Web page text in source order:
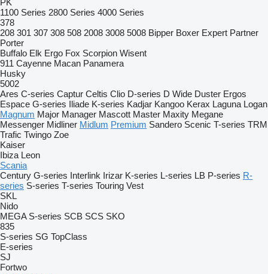
PK
1100 Series 2800 Series 4000 Series
378
208 301 307 308 508 2008 3008 5008 Bipper Boxer Expert Partner
Porter
Buffalo Elk Ergo Fox Scorpion Wisent
911 Cayenne Macan Panamera
Husky
5002
Ares C-series Captur Celtis Clio D-series D Wide Duster Ergos
Espace G-series Iliade K-series Kadjar Kangoo Kerax Laguna Logan
Magnum Major Manager Mascott Master Maxity Megane
Messenger Midliner Midlum Premium Sandero Scenic T-series TRM
Trafic Twingo Zoe
Kaiser
Ibiza Leon
Scania
Century G-series Interlink Irizar K-series L-series LB P-series R-
series S-series T-series Touring Vest
SKL
Nido
MEGA S-series SCB SCS SKO
835
S-series SG TopClass
E-series
SJ
Fortwo